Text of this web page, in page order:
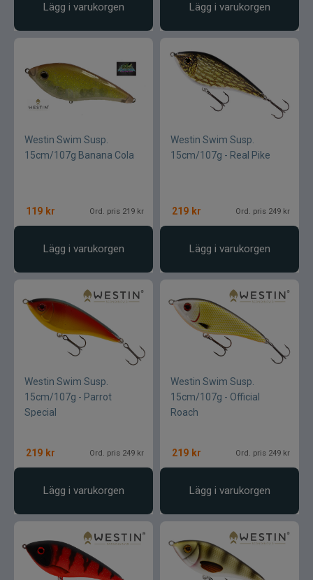
Lägg i varukorgen Lägg i varukorgen
Westin Swim Susp.
15cm/107g Banana Cola
119 kr Ord. pris 219 kr
Lägg i varukorgen
Westin Swim Susp.
15cm/107g - Real Pike
219 kr Ord. pris 249 kr
Lägg i varukorgen
Westin Swim Susp.
15cm/107g - Parrot
Special
219 kr Ord. pris 249 kr
Lägg i varukorgen
Westin Swim Susp.
15cm/107g - Official
Roach
219 kr Ord. pris 249 kr
Lägg i varukorgen